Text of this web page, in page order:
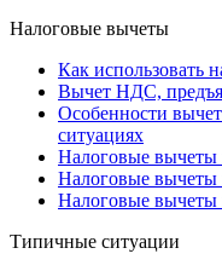
Налоговые вычеты
Как использовать
Вычет НДС,
Особенности
ситуациях
Налоговые вычеты
Налоговые вычеты
Налоговые вычеты
Типичные ситуации